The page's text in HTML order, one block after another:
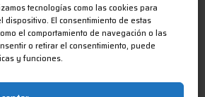
tecnologías como las cookies para
El consentimiento de estas
el comportamiento de navegación o las
o retirar el consentimiento, puede
y funciones.